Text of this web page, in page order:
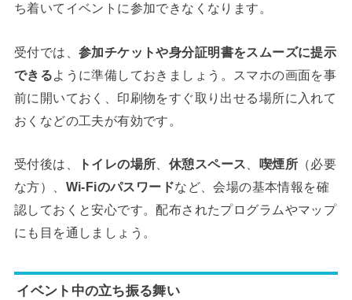
ち着いてイベントに参加できなくなります。
受付では、 参加チケットや身分証明書をスムーズに提示
できるように準備しておきましょう。スマホの画面を事
前に開いておく、印刷物をすぐ取り出せる場所に入れて
おくなどの工夫が有効です。
受付後は、 トイレの場所 休憩スペース 喫煙所 （必要
な方）、 Wi-Fiのパスワードなど、会場の基本情報を確
認しておくと安心です。配布されたプログラムやマップ
にも目を通しましょう。
イベント中の立ち振る舞い